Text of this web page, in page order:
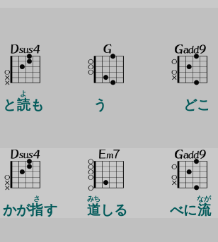
と読
よ
も う どこ
かが指
さ
す 道
みち
しる べに流
なが